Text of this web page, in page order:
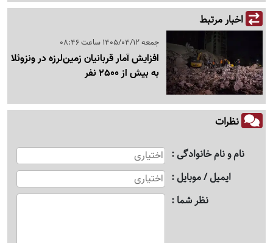
اخبار مرتبط
جمعه 1405/04/12 ساعت 08:46
افزایش آمار قربانیان زمین‌لرزه در ونزوئلا
به بیش از 2500 نفر
نظرات
نام و نام خانوادگی
ایمیل / موبایل
نظر شما